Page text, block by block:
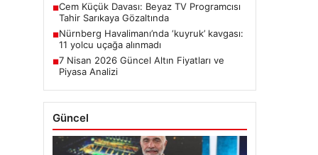
■Cem Küçük Davası: Beyaz TV Programcısı
Tahir Sarıkaya Gözaltında
■Nürnberg Havalimanı’nda ‘kuyruk’ kavgası:
11 yolcu uçağa alınmadı
■7 Nisan 2026 Güncel Altın Fiyatları ve
Piyasa Analizi
Güncel